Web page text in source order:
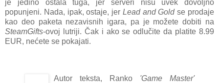
je jedino ostala tuga, jer serveri nisu uvek dovoljno
popunjeni. Nada, ipak, ostaje, jer Lead and Goldse prodaje
kao deo paketa nezavisnih igara, pa je možete dobiti na
SteamGifts-ovoj lutriji. Čak i ako se odlučite da platite 8.99
EUR, nećete se pokajati.
Autor teksta, Ranko 'Game Master'